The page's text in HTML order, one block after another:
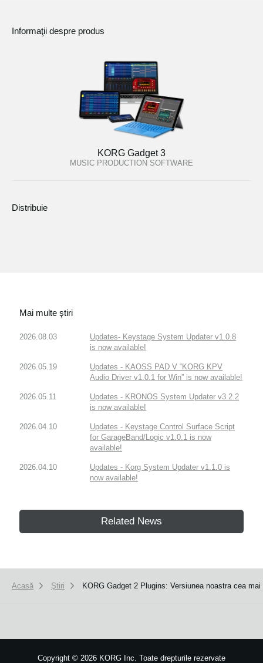
Informaţii despre produs
KORG Gadget 3
MUSIC PRODUCTION SOFTWARE
Distribuie
Mai multe ştiri
2026.08.03
Updates- Keystage System Updater v1.0.8
is now available!
2026.05.19
Updates - KAOSS PAD V “KORG KPV
Audio Driver v1.0.1 for Win” is now available!
2026.05.11
Updates - KRONOS System Updater v3.2.2
is now available!
2026.04.10
Updates - Keystage Control Surface Script
for GarageBand/Logic v1.0.1 is now
available!
2026.04.10
Updates - Korg System Updater v1.1.0 is
now available!
Related News
Acasă Ştiri KORG Gadget 2 Plugins: Versiunea noastra cea
Copyright © 2026 KORG Inc. Toate drepturile rezervate